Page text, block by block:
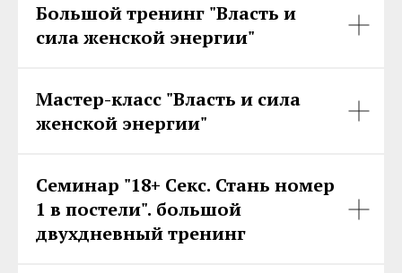
Большой тренинг "Власть и
сила женской энергии"
Мастер-класс "Власть и сила
женской энергии"
Семинар "18+ Секс. Стань номер
1 в постели". большой
двухдневный тренинг